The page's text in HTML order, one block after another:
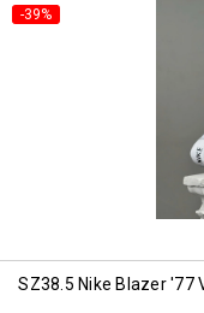
-39%
SZ38.5 Nike Blazer '77